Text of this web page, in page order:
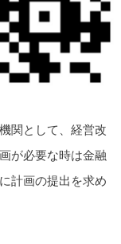
関として、経営改
が必要な時は金融
計画の提出を求め